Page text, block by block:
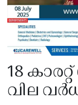
18
വില